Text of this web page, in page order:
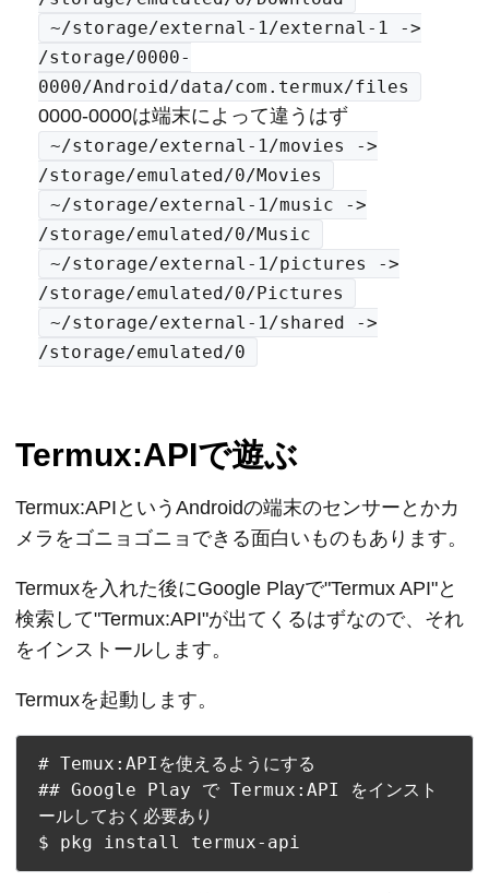
~/storage/external-1/external-1 ->
/storage/0000-
0000/Android/data/com.termux/files
0000-0000は端末によって違うはず
~/storage/external-1/movies ->
/storage/emulated/0/Movies
~/storage/external-1/music ->
/storage/emulated/0/Music
~/storage/external-1/pictures ->
/storage/emulated/0/Pictures
~/storage/external-1/shared ->
/storage/emulated/0
Termux:APIで遊ぶ
Termux:APIというAndroidの端末のセンサーとかカ
メラをゴニョゴニョできる面白いものもあります。
Termuxを入れた後にGoogle Playで"Termux API"と
検索して"Termux:API"が出てくるはずなので、それ
をインストールします。
Termuxを起動します。
# Temux:APIを使えるようにする
## Google Play で Termux:API をインスト
ールしておく必要あり